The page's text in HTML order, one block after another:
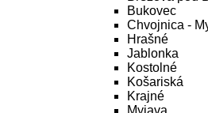
Bukovec
Chvojnica -
Hrašné
Jablonka
Kostolné
Košariská
Krajné